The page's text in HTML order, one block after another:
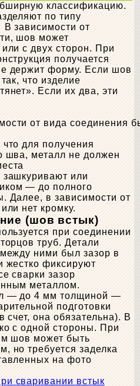
классификацию.
по типу
зависимости от
шов может
с двух сторон. При
получается
держит форму. Если шов
что изделие
Если их два, эти
от вида соединения
для получения
шва, металл не должен
зашкуривают или
— до полного
Далее, в зависимости от
нет кромку.
(шов встык)
при соединении
труб. Детали
ними был зазор в
жестко фиксируют
сварки зазор
металлом.
— до 4 мм толщиной —
подготовки
счет, она обязательна). В
с одной стороны. При
шов может быть
но требуется заделка
на фото